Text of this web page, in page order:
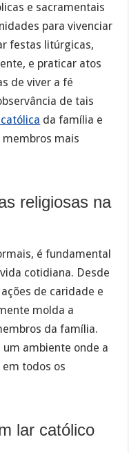
e sacramentais
para vivenciar
festas litúrgicas,
e praticar atos
de viver a fé
de tais
da família e
mais
religiosas na
é fundamental
cotidiana. Desde
de caridade e
molda a
da família.
ambiente onde a
em todos os
lar católico